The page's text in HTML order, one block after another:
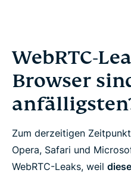
WebRTC-
Browser
Zum derzeitigen
Opera, Safari und
WebRTC-Leaks, weil